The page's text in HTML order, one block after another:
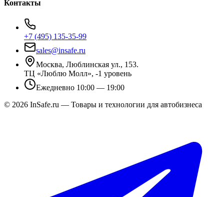
Контакты
+7 (495) 135-35-99
sales@insafe.ru
Москва, Люблинская ул., 153.
ТЦ «Люблю Молл», -1 уровень
Ежедневно 10:00 — 19:00
© 2026 InSafe.ru — Товары и технологии для автобизнеса